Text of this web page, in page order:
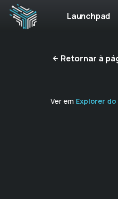
Launchpad
Retornar à
Ver em Explorer do